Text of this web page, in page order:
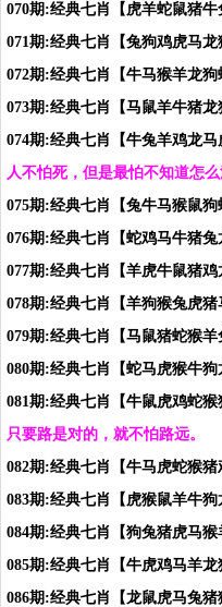
070期:经典七肖【虎羊蛇鼠猪牛
071期:经典七肖【兔狗鸡虎马龙
072期:经典七肖【牛马猴羊龙狗
073期:经典七肖【马鼠羊牛猪龙
074期:经典七肖【牛兔羊鸡龙马
人不怕死，但是最怕不知道怎么
075期:经典七肖【兔牛马猴鼠狗
076期:经典七肖【蛇鸡马牛猪兔
077期:经典七肖【羊虎牛鼠猪鸡
078期:经典七肖【羊狗猴兔虎猪
079期:经典七肖【马鼠猪蛇猴羊
080期:经典七肖【蛇马虎猴牛狗
081期:经典七肖【牛鼠虎鸡蛇猴
只要路是对的，就不怕路远。
082期:经典七肖【牛马虎蛇猴猪
083期:经典七肖【虎猴鼠羊牛狗
084期:经典七肖【狗兔猪虎马猴
085期:经典七肖【牛虎鸡马羊龙
086期:经典七肖【龙鼠虎马兔猪